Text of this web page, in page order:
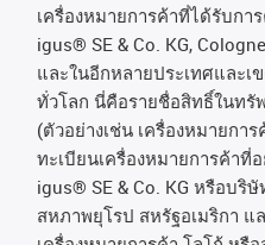
เครื่องหมายการค้าที่ได้รับก
igus® SE & Co. KG, Cologne
และในอีกหลายประเทศและเ
ทั่วโลก นี่คือรายชื่อสิทธิ์ในท
(ตัวอย่างเช่น เครื่องหมายกา
ทะเบียนเครื่องหมายการค้าที่
igus® SE & Co. KG หรือบริษั
สหภาพยุโรป สหรัฐอเมริกา แ